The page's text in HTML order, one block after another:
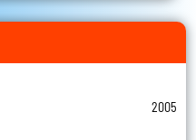
2005